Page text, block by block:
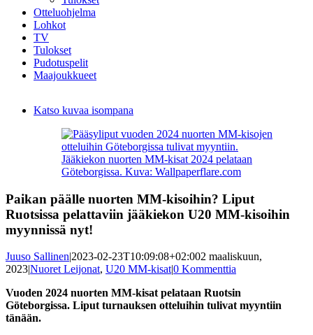
Otteluohjelma
Lohkot
TV
Tulokset
Pudotuspelit
Maajoukkueet
Katso kuvaa isompana
Jääkiekon nuorten MM-kisat 2024 pelataan
Göteborgissa. Kuva: Wallpaperflare.com
Paikan päälle nuorten MM-kisoihin? Liput
Ruotsissa pelattaviin jääkiekon U20 MM-kisoihin
myynnissä nyt!
Juuso Sallinen|2023-02-23T10:09:08+02:002 maaliskuun,
2023|Nuoret Leijonat, U20 MM-kisat|0 Kommenttia
Vuoden 2024 nuorten MM-kisat pelataan Ruotsin
Göteborgissa. Liput turnauksen otteluihin tulivat myyntiin
tänään.